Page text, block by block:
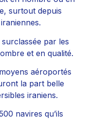
surtout depuis
par les
et en qualité.
aéroportés
la part belle
iraniens.
navires qu’ils